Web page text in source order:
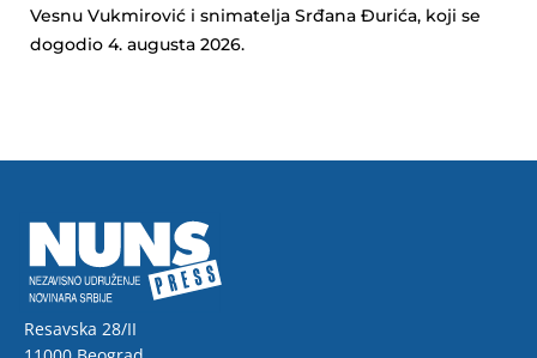
Vesnu Vukmirović i snimatelja Srđana Đurića, koji se
dogodio 4. augusta 2026.
Resavska 28/II